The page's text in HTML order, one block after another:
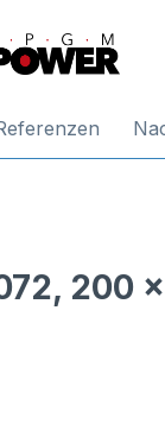
200